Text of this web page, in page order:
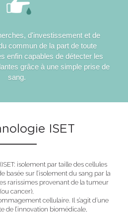
d'investissement et de
commun de la part de toute
enfin capables de détecter les
grâce à une simple prise de
sang.
ISET
(ISET: isolement par taille des cellules
basée sur l’isolement du sang par la
rarissimes provenant de la tumeur
(ou cancer),
cellulaire. Il s’agit d’une
de l’innovation biomédicale,